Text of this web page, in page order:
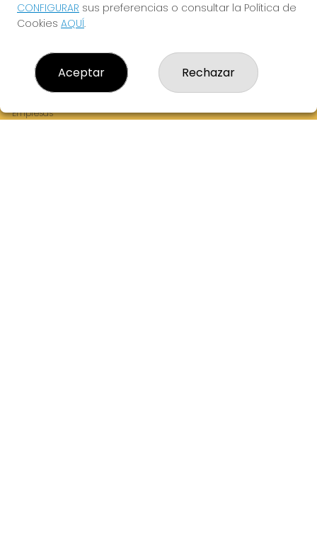
¿Quiénes somos?
Comprar lotería
Resultados
Empresas
CONFIGURAR sus preferencias o consultar la Política de
Cookies AQUÍ.
Aceptar Rechazar